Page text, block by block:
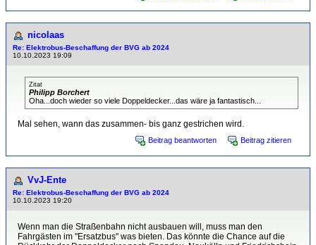
nicolaas
Re: Elektrobus-Beschaffung der BVG ab 2024
10.10.2023 19:09
Zitat
Philipp Borchert
Oha...doch wieder so viele Doppeldecker...das wäre ja fantastisch...
Mal sehen, wann das zusammen- bis ganz gestrichen wird.
Beitrag beantworten Beitrag zitieren
VvJ-Ente
Re: Elektrobus-Beschaffung der BVG ab 2024
10.10.2023 19:20
Wenn man die Straßenbahn nicht ausbauen will, muss man den
Fahrgästen im "Ersatzbus" was bieten. Das könnte die Chance auf die